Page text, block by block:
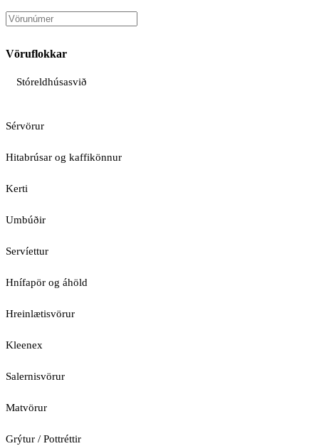
Vöruflokkar
Stóreldhúsasvið
Sérvörur
Hitabrúsar og kaffikönnur
Kerti
Umbúðir
Servíettur
Hnífapör og áhöld
Hreinlætisvörur
Kleenex
Salernisvörur
Matvörur
Grýtur / Pottréttir